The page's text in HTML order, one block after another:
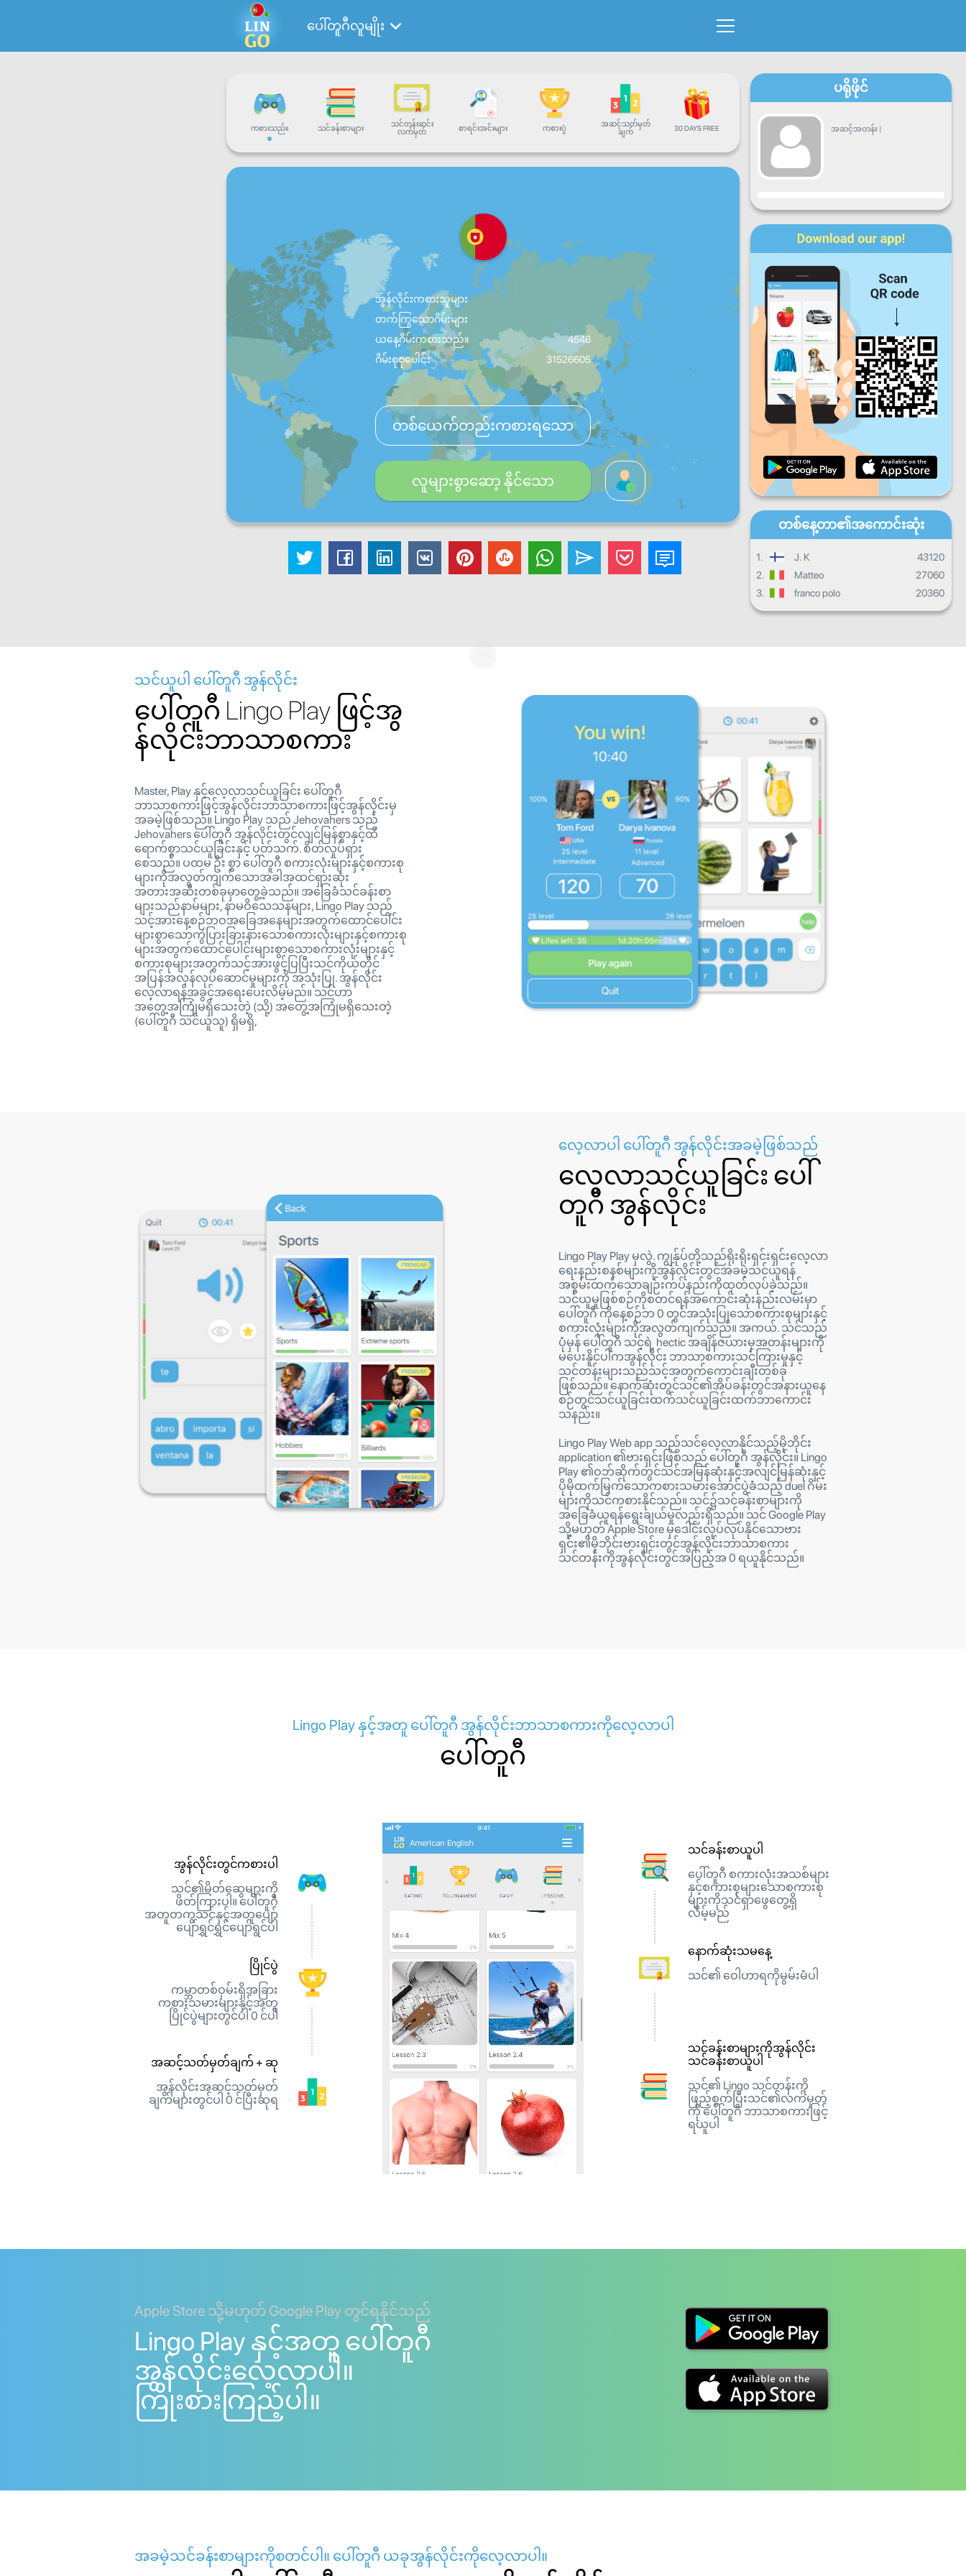
ပေါ်တူဂီလူမျိုး
ကစားသည်။ သင်ခန်းစာများ
သင်တန်းဆင်း
လက်မှတ်
စာရင်းအင်းများ ကစားပွဲ
အဆင့်သတ်မှတ်
ချက်
30 DAYS FREE
အွန်လိုင်းကစားသူများ
တက်ကြွသောဂိမ်းများ
ယနေ့ဂိမ်းကစားသည်။
4546
ဂိမ်းစုစုပေါင်း
31526605
တစ်ယေက်တည်းကစားရသော
လူများစွာဆော့ နိုင်သော
ပရိုဖိုင်
အဆင့်အတန်း |
တိုးတက်မှု
တနင်္လာ ဗုဒ္ဓဟူး ကြာသာ
သောကြာ စနေ တနင်္ဂနွေ
နေ့စဉ်တိုးတက်မှု
လစဉ်တိုးတက်မှု
သင်တန်းဆင်းလက်မှတ်
ယေဘုယျတိုးတက်မှု
တစ်နေ့တာ၏အကောင်းဆုံး
1. J. K
43120
2.
Matteo
27060
3.
franco polo 20360
သင်ယူပါ ပေါ်တူဂီ အွန်လိုင်း
ပေါ်တူဂီ Lingo Play ဖြင့်အွ
န်လိုင်းဘာသာစကား
Master, Play နှင့်လေ့လာသင်ယူခြင်း ပေါ်တူဂီ
ဘာသာစကားဖြင့်အွန်လိုင်းဘာသာစကားဖြင့်အွန်လိုင်းမှ
အခမဲ့ဖြစ်သည်။ Lingo Play သည် Jehovahers သည်
Jehovahers ပေါ်တူဂီ အွန်လိုင်းတွင်လျင်မြန်စွာနှင့်ထိ
ရောက်စွာသင်ယူခြင်းနှင့် ပတ်သက်. စိတ်လှုပ်ရှား
စေသည်။ ပထမ ဦး စွာ ပေါ်တူဂီ စကားလုံးများနှင့်စကားစု
များကိုအလွတ်ကျက်သောအခါအထင်ရှားဆုံး
အတားအဆီးတစ်ခုမှာတွေ့ခဲ့သည်။ အခြေခံသင်ခန်းစာ
များသည်နာမ်များ, နာမဝိသေသနများ, Lingo Play သည်
သင့်အားနေ့စဉ်ဘဝအခြေအနေများအတွက်ထောင်ပေါင်း
များစွာသောကွဲပြားခြားနားသောစကားလုံးများနှင့်စကားစု
များအတွက်ထောင်ပေါင်းများစွာသောစကားလုံးများနှင့်
စကားစုများအတွက်သင့်အားဖွင့်ပြပြီးသင်ကိုယ်တိုင်
အပြန်အလှန်လုပ်ဆောင်မှုများကို အသုံးပြု. အွန်လိုင်း
လေ့လာရန်အခွင့်အရေးပေးလိမ့်မည်။ သင်ဟာ
အတွေ့အကြုံမရှိသေးတဲ့ (သို့) အတွေ့အကြုံမရှိသေးတဲ့
(ပေါ်တူဂီ သင်ယူသူ) ရှိမရှိ,
လေ့လာပါ ပေါ်တူဂီ အွန်လိုင်းအခမဲ့ဖြစ်သည်
လေ့လာသင်ယူခြင်း ပေါ်
တူဂီ အွန်လိုင်း
Lingo Play Play မှလွဲ. ကျွန်ုပ်တို့သည်ရိုးရိုးရှင်းရှင်းလေ့လာ
ရေးနည်းစနစ်များကိုအွန်လိုင်းတွင်အခမဲ့သင်ယူရန်
အစွမ်းထက်သောချဉ်းကပ်နည်းကိုထုတ်လုပ်ခဲ့သည်။
သင်ယူမှုဖြစ်စဉ်ကိုစတင်ရန်အကောင်းဆုံးနည်းလမ်းမှာ
ပေါ်တူဂီ ကိုနေ့စဉ်ဘ 0 တွင်အသုံးပြုသောစကားစုများနှင့်
စကားလုံးများကိုအလွတ်ကျက်သည်။ အကယ်. သင်သည်
ပုံမှန် ပေါ်တူဂီ သင့်ရဲ့ hectic အချိန်ဇယားမှအတန်းများကို
မပေးနိူင်ပါကအွန်လိုင်း ဘာသာစကားသင်ကြားမှုနှင့်
သင်တန်းများသည်သင့်အတွက်ကောင်းချီးတစ်ခု
ဖြစ်သည်။ နောက်ဆုံးတွင်သင်၏အိပ်ခန်းတွင်အနားယူနေ
စဉ်တွင်သင်ယူခြင်းထက်သင်ယူခြင်းထက်ဘာကောင်း
သနည်း။
Lingo Play Web app သည်သင်လေ့လာနိုင်သည့်မိုဘိုင်း
application ၏ဗားရှင်းဖြစ်သည် ပေါ်တူဂီ အွန်လိုင်း။ Lingo
Play ၏ဝဘ်ဆိုက်တွင်သင်အမြန်ဆုံးနှင့်အလျင်မြန်ဆုံးနှင့်
ပိုမိုထက်မြက်သောကစားသမားအောင်ပွဲခံသည့် duel ဂိမ်း
များကိုသင်ကစားနိုင်သည်။ သင်၌သင်ခန်းစာများကို
အခြေခံယူရန်ရွေးချယ်မှုလည်းရှိသည်။ သင် Google Play
သို့မဟုတ် Apple Store မှဒေါင်းလုပ်လုပ်နိုင်သောဗား
ရှင်း၏မိုဘိုင်းဗားရှင်းတွင်အွန်လိုင်းဘာသာစကား
သင်တန်းကိုအွန်လိုင်းတွင်အပြည့်အ 0 ရယူနိုင်သည်။
Lingo Play နှင့်အတူ ပေါ်တူဂီ အွန်လိုင်းဘာသာစကားကိုလေ့လာပါ
ပေါ်တူဂီ
အွန်လိုင်းတွင်ကစားပါ
သင်၏မိတ်ဆွေများကို
ဖိတ်ကြားပါ။ ပေါ်တူဂီ
အတူတကွသင်နှင့်အတူပျော်
ပျော်ရွှင်ရွှင်ပျော်ရွင်ပါ
ပြိုင်ပွဲ
ကမ္ဘာတစ်ဝှမ်းရှိအခြား
ကစားသမားများနှင့်အတူ
ပြိုင်ပွဲများတွင်ပါ 0 င်ပါ
အဆင့်သတ်မှတ်ချက် + ဆု
အွန်လိုင်းအဆင့်သတ်မှတ်
ချက်များတွင်ပါ 0 င်ပြီးဆုရ
သင်ခန်းစာယူပါ
ပေါ်တူဂီ စကားလုံးအသစ်များ
နှင့်စကားစုများသောစကားစု
များကိုသင်ရှာဖွေတွေ့ရှိ
လိမ့်မည်
နောက်ဆုံးသမနေ့
သင်၏ ဝေါဟာရကိုမွမ်းမံပါ
သင်ခန်းစာများကိုအွန်လိုင်း
သင်ခန်းစာယူပါ
သင်၏ Lingo သင်တန်းကို
ဖြည့်စွက်ပြီးသင်၏လက်မှတ်
ကို ပေါ်တူဂီ ဘာသာစကားဖြင့်
ရယူပါ
Apple Store သို့မဟုတ် Google Play တွင်ရနိုင်သည်
Lingo Play နှင့်အတူ ပေါ်တူဂီ
အွန်လိုင်းလေ့လာပါ။
ကြိုးစားကြည့်ပါ။
အခမဲ့သင်ခန်းစာများကိုစတင်ပါ။ ပေါ်တူဂီ ယခုအွန်လိုင်းကိုလေ့လာပါ။